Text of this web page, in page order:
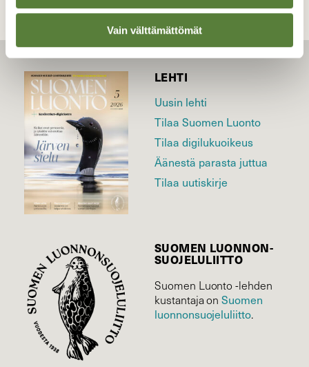
Vain välttämättömät
LEHTI
Uusin lehti
Tilaa Suomen Luonto
Tilaa digilukuoikeus
Äänestä parasta juttua
Tilaa uutiskirje
SUOMEN LUONNON­
SUOJELU­LIITTO
Suomen Luonto -lehden
kustantaja onSuomen
luonnonsuojelu­liitto.